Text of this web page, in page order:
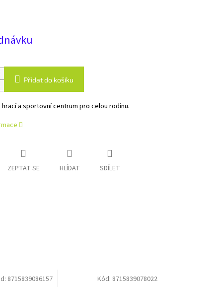
Přidat do košíku
a sportovní centrum pro celou rodinu.
ZEPTAT SE HLÍDAT SDÍLET
8715839086157 Kód: 8715839078022